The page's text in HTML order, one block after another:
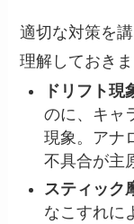
適切な対策を
理解しておきま
ドリフト現
のに、キャ
現象。アナ
不具合が主
スティック
なこすれに